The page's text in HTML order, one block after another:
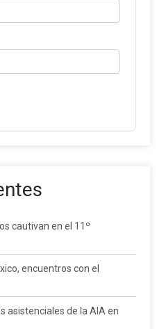
cautivan en el 11º
encuentros con el
asistenciales de la AIA en